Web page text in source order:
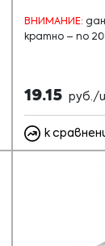
ВНИМАНИЕ:
кратно – по
19.15 руб./
к